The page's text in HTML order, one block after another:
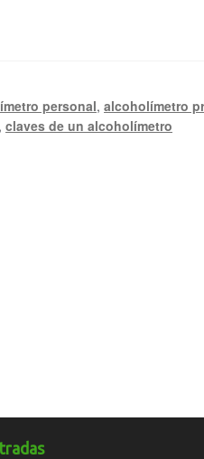
personal,alcoholímetro
,claves de un alcoholímetro